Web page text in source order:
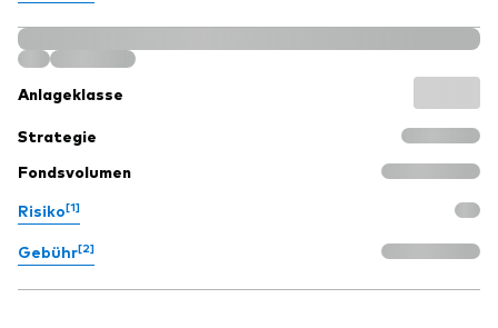
Anlageklasse
Strategie
Fondsvolumen
Risiko[1]
Gebühr[2]